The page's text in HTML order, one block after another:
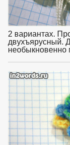
2 вариантах.
двухъярусный.
необыкновенно